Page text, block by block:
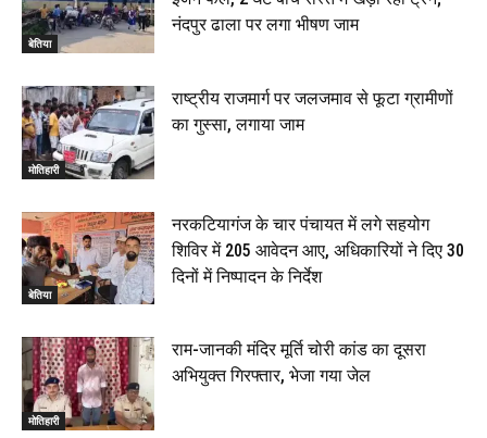
बेतिया
नंदपुर ढाला पर लगा भीषण जाम
मोतिहारी
राष्ट्रीय राजमार्ग पर जलजमाव से फूटा ग्रामीणों
का गुस्सा, लगाया जाम
बेतिया
नरकटियागंज के चार पंचायत में लगे सहयोग
शिविर में 205 आवेदन आए, अधिकारियों ने दिए 30
दिनों में निष्पादन के निर्देश
मोतिहारी
राम-जानकी मंदिर मूर्ति चोरी कांड का दूसरा
अभियुक्त गिरफ्तार, भेजा गया जेल